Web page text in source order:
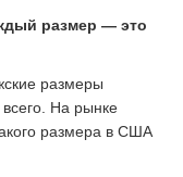
размер — это
размеры
На рынке
размера в США